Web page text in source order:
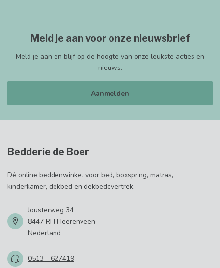
Meld je aan voor onze nieuwsbrief
Meld je aan en blijf op de hoogte van onze leukste acties en
nieuws.
Aanmelden
Bedderie de Boer
Dé online beddenwinkel voor bed, boxspring, matras,
kinderkamer, dekbed en dekbedovertrek.
Jousterweg 34
8447 RH Heerenveen
Nederland
0513 - 627419